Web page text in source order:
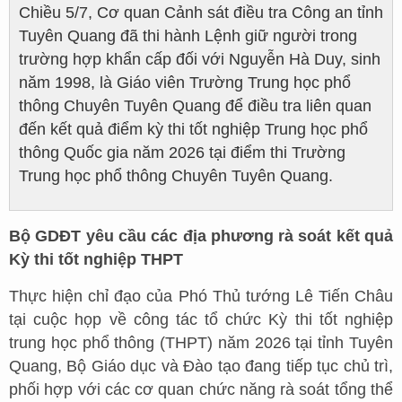
Chiều 5/7, Cơ quan Cảnh sát điều tra Công an tỉnh
Tuyên Quang đã thi hành Lệnh giữ người trong
trường hợp khẩn cấp đối với Nguyễn Hà Duy, sinh
năm 1998, là Giáo viên Trường Trung học phổ
thông Chuyên Tuyên Quang để điều tra liên quan
đến kết quả điểm kỳ thi tốt nghiệp Trung học phổ
thông Quốc gia năm 2026 tại điểm thi Trường
Trung học phổ thông Chuyên Tuyên Quang.
Bộ GDĐT yêu cầu các địa phương rà soát kết quả
Kỳ thi tốt nghiệp THPT
Thực hiện chỉ đạo của Phó Thủ tướng Lê Tiến Châu
tại cuộc họp về công tác tổ chức Kỳ thi tốt nghiệp
trung học phổ thông (THPT) năm 2026 tại tỉnh Tuyên
Quang, Bộ Giáo dục và Đào tạo đang tiếp tục chủ trì,
phối hợp với các cơ quan chức năng rà soát tổng thể